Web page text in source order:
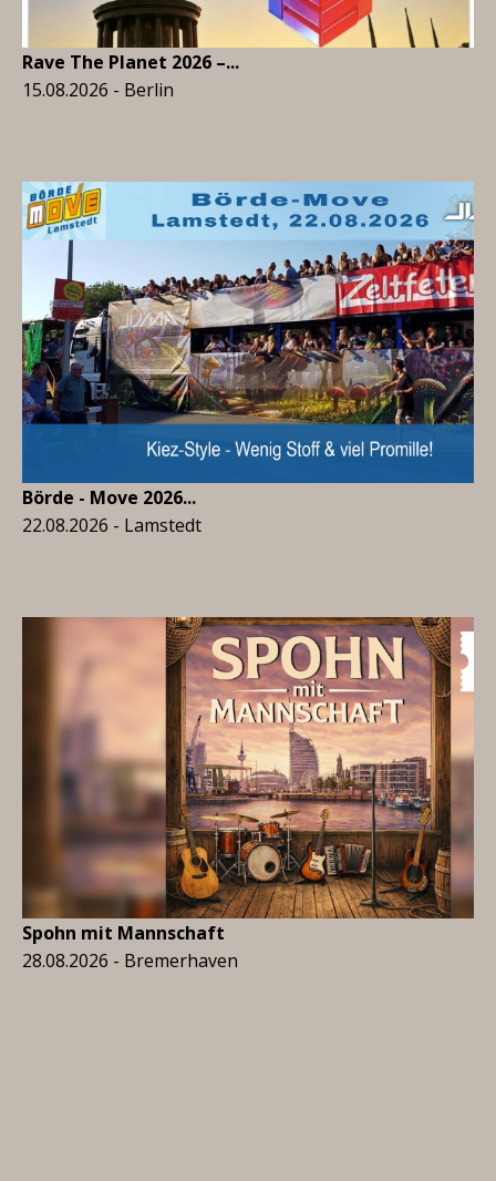
Rave The Planet 2026 –...
15.08.2026 - Berlin
Börde - Move 2026...
22.08.2026 - Lamstedt
Spohn mit Mannschaft
28.08.2026 - Bremerhaven